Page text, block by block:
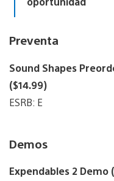
Preventa
Sound Shapes
($14.99)
ESRB: E
Demos
Expendables 2 Demo